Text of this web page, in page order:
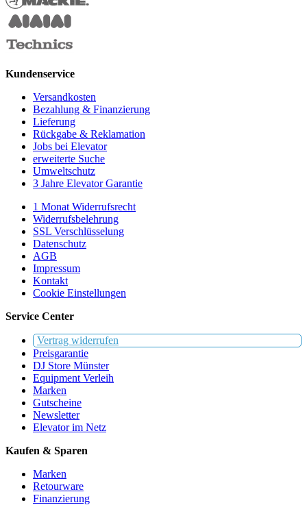
Kundenservice
Versandkosten
Bezahlung & Finanzierung
Lieferung
Rückgabe & Reklamation
Jobs bei Elevator
erweiterte Suche
Umweltschutz
3 Jahre Elevator Garantie
1 Monat Widerrufsrecht
Widerrufsbelehrung
SSL Verschlüsselung
Datenschutz
AGB
Impressum
Kontakt
Cookie Einstellungen
Service Center
Vertrag widerrufen
Preisgarantie
DJ Store Münster
Equipment Verleih
Marken
Gutscheine
Newsletter
Elevator im Netz
Kaufen & Sparen
Marken
Retourware
Finanzierung